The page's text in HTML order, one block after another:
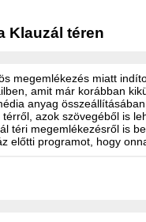
Klauzál téren
megemlékezés miatt
amit már korábban
anyag
azok szövegéből is
téri megemlékezésről is
előtti programot, hogy